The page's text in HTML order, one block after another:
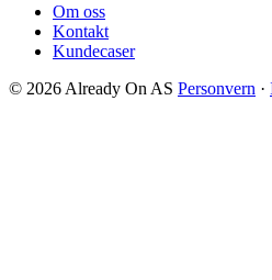
Om oss
Kontakt
Kundecaser
© 2026 Already On AS Personvern ·